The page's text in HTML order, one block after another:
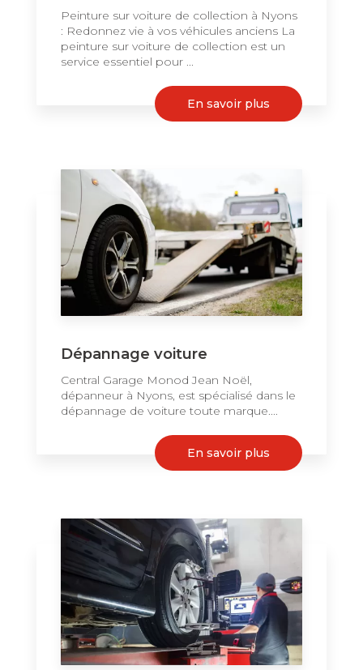
Peinture sur voiture de collection à Nyons
: Redonnez vie à vos véhicules anciens La
peinture sur voiture de collection est un
service essentiel pour ...
En savoir plus
Dépannage voiture
Central Garage Monod Jean Noël,
dépanneur à Nyons, est spécialisé dans le
dépannage de voiture toute marque....
En savoir plus